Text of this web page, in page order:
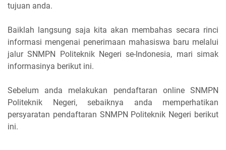
tujuan anda.
Baiklah langsung saja kita akan membahas secara rinci
informasi mengenai penerimaan mahasiswa baru melalui
jalur SNMPN Politeknik Negeri se-Indonesia, mari simak
informasinya berikut ini.
Sebelum anda melakukan pendaftaran online SNMPN
Politeknik Negeri, sebaiknya anda memperhatikan
persyaratan pendaftaran SNMPN Politeknik Negeri berikut
ini.